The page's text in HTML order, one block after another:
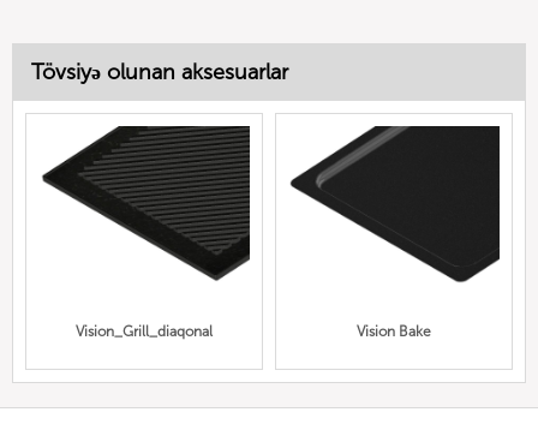
Tövsiyə olunan aksesuarlar
Vision_Grill_diaqonal Vision Bake